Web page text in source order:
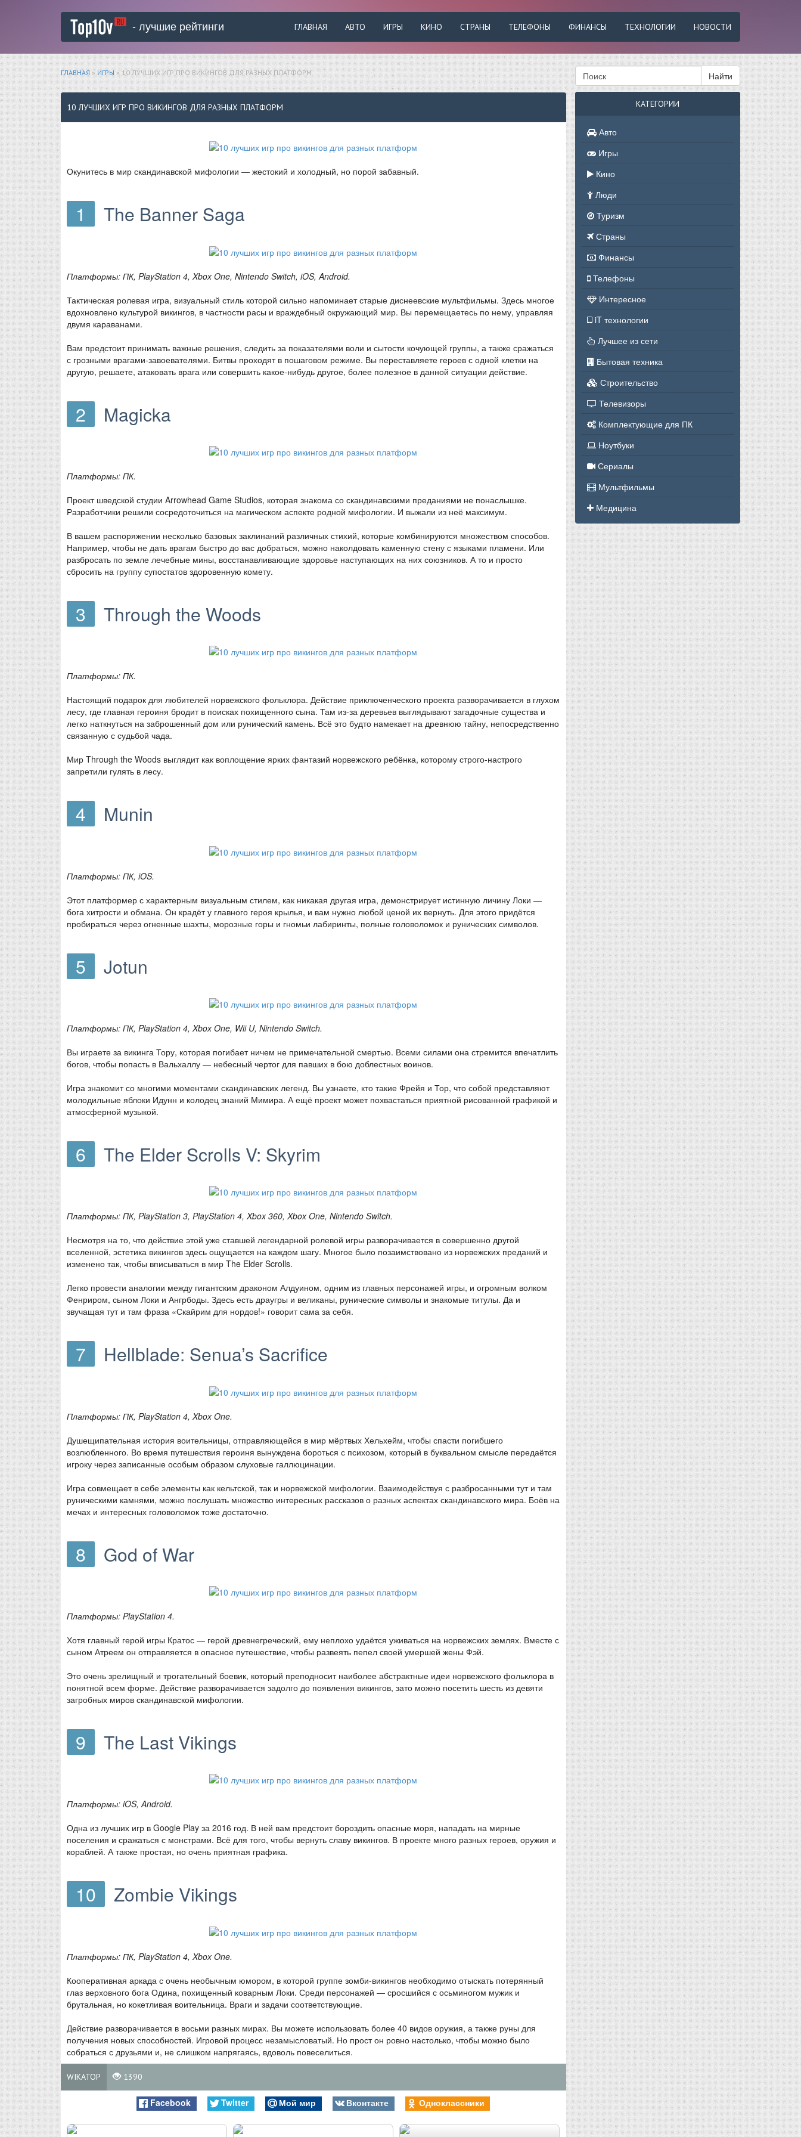
- лучшие рейтинги ГЛАВНАЯ АВТО ИГРЫ КИНО СТРАНЫ ТЕЛЕФОНЫ ФИНАНСЫ ТЕХНОЛОГИИ НОВОСТИ
ГЛАВНАЯ»ИГРЫ» 10 ЛУЧШИХ ИГР ПРО ВИКИНГОВ ДЛЯ РАЗНЫХ ПЛАТФОРМ
10 ЛУЧШИХ ИГР ПРО ВИКИНГОВ ДЛЯ РАЗНЫХ ПЛАТФОРМ
Окунитесь в мир скандинавской мифологии — жестокий и холодный, но порой забавный.
1 The Banner Saga
Платформы: ПК, PlayStation 4, Xbox One, Nintendo Switch, iOS, Android.
Тактическая ролевая игра, визуальный стиль которой сильно напоминает старые диснеевские мультфильмы. Здесь многое
вдохновлено культурой викингов, в частности расы и враждебный окружающий мир. Вы перемещаетесь по нему, управляя
двумя караванами.
Вам предстоит принимать важные решения, следить за показателями воли и сытости кочующей группы, а также сражаться
с грозными врагами-завоевателями. Битвы проходят в пошаговом режиме. Вы переставляете героев с одной клетки на
другую, решаете, атаковать врага или совершить какое-нибудь другое, более полезное в данной ситуации действие.
2 Magicka
Платформы: ПК.
Проект шведской студии Arrowhead Game Studios, которая знакома со скандинавскими преданиями не понаслышке.
Разработчики решили сосредоточиться на магическом аспекте родной мифологии. И выжали из неё максимум.
В вашем распоряжении несколько базовых заклинаний различных стихий, которые комбинируются множеством способов.
Например, чтобы не дать врагам быстро до вас добраться, можно наколдовать каменную стену с языками пламени. Или
разбросать по земле лечебные мины, восстанавливающие здоровье наступающих на них союзников. А то и просто
сбросить на группу супостатов здоровенную комету.
3 Through the Woods
Платформы: ПК.
Настоящий подарок для любителей норвежского фольклора. Действие приключенческого проекта разворачивается в глухом
лесу, где главная героиня бродит в поисках похищенного сына. Там из-за деревьев выглядывают загадочные существа и
легко наткнуться на заброшенный дом или рунический камень. Всё это будто намекает на древнюю тайну, непосредственно
связанную с судьбой чада.
Мир Through the Woods выглядит как воплощение ярких фантазий норвежского ребёнка, которому строго-настрого
запретили гулять в лесу.
4 Munin
Платформы: ПК, iOS.
Этот платформер с характерным визуальным стилем, как никакая другая игра, демонстрирует истинную личину Локи —
бога хитрости и обмана. Он крадёт у главного героя крылья, и вам нужно любой ценой их вернуть. Для этого придётся
пробираться через огненные шахты, морозные горы и гномьи лабиринты, полные головоломок и рунических символов.
5 Jotun
Платформы: ПК, PlayStation 4, Xbox One, Wii U, Nintendo Switch.
Вы играете за викинга Тору, которая погибает ничем не примечательной смертью. Всеми силами она стремится впечатлить
богов, чтобы попасть в Вальхаллу — небесный чертог для павших в бою доблестных воинов.
Игра знакомит со многими моментами скандинавских легенд. Вы узнаете, кто такие Фрейя и Тор, что собой представляют
молодильные яблоки Идунн и колодец знаний Мимира. А ещё проект может похвастаться приятной рисованной графикой и
атмосферной музыкой.
6 The Elder Scrolls V: Skyrim
Платформы: ПК, PlayStation 3, PlayStation 4, Xbox 360, Xbox One, Nintendo Switch.
Несмотря на то, что действие этой уже ставшей легендарной ролевой игры разворачивается в совершенно другой
вселенной, эстетика викингов здесь ощущается на каждом шагу. Многое было позаимствовано из норвежских преданий и
изменено так, чтобы вписываться в мир The Elder Scrolls.
Легко провести аналогии между гигантским драконом Алдуином, одним из главных персонажей игры, и огромным волком
Фенриром, сыном Локи и Ангрбоды. Здесь есть драугры и великаны, рунические символы и знакомые титулы. Да и
звучащая тут и там фраза «Скайрим для нордов!» говорит сама за себя.
7 Hellblade: Senua’s Sacrifice
Платформы: ПК, PlayStation 4, Xbox One.
Душещипательная история воительницы, отправляющейся в мир мёртвых Хельхейм, чтобы спасти погибшего
возлюбленного. Во время путешествия героиня вынуждена бороться с психозом, который в буквальном смысле передаётся
игроку через записанные особым образом слуховые галлюцинации.
Игра совмещает в себе элементы как кельтской, так и норвежской мифологии. Взаимодействуя с разбросанными тут и там
руническими камнями, можно послушать множество интересных рассказов о разных аспектах скандинавского мира. Боёв на
мечах и интересных головоломок тоже достаточно.
8 God of War
Платформы: PlayStation 4.
Хотя главный герой игры Кратос — герой древнегреческий, ему неплохо удаётся уживаться на норвежских землях. Вместе с
сыном Атреем он отправляется в опасное путешествие, чтобы развеять пепел своей умершей жены Фэй.
Это очень зрелищный и трогательный боевик, который преподносит наиболее абстрактные идеи норвежского фольклора в
понятной всем форме. Действие разворачивается задолго до появления викингов, зато можно посетить шесть из девяти
загробных миров скандинавской мифологии.
9 The Last Vikings
Платформы: iOS, Android.
Одна из лучших игр в Google Play за 2016 год. В ней вам предстоит бороздить опасные моря, нападать на мирные
поселения и сражаться с монстрами. Всё для того, чтобы вернуть славу викингов. В проекте много разных героев, оружия и
кораблей. А также простая, но очень приятная графика.
10 Zombie Vikings
Платформы: ПК, PlayStation 4, Xbox One.
Кооперативная аркада с очень необычным юмором, в которой группе зомби-викингов необходимо отыскать потерянный
глаз верховного бога Одина, похищенный коварным Локи. Среди персонажей — сросшийся с осьминогом мужик и
брутальная, но кокетливая воительница. Враги и задачи соответствующие.
Действие разворачивается в восьми разных мирах. Вы можете использовать более 40 видов оружия, а также руны для
получения новых способностей. Игровой процесс незамысловатый. Но прост он ровно настолько, чтобы можно было
собраться с друзьями и, не слишком напрягаясь, вдоволь повеселиться.
WIKATOP 1390
Facebook Twitter Мой мир Вконтакте Одноклассники
Найти
КАТЕГОРИИ
Авто
Игры
Кино
Люди
Туризм
Страны
Финансы
Телефоны
Интересное
iT технологии
Лучшее из сети
Бытовая техника
Строительство
Телевизоры
Комплектующие для ПК
Ноутбуки
Сериалы
Мультфильмы
Медицина